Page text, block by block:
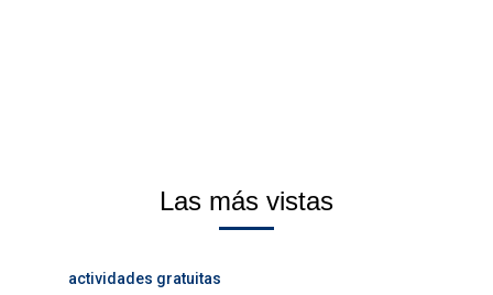
Las más vistas
actividades gratuitas